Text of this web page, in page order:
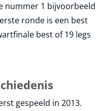
nummer 1 bijvoorbeeld
ronde is een best
best of 19 legs
gespeeld in 2013.